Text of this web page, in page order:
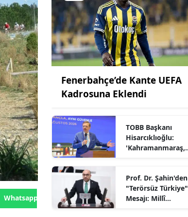
Whatsapp'tan Gönder
Fenerbahçe’de Kante UEFA
Kadrosuna Eklendi
TOBB Başkanı
Hisarcıklıoğlu:
'Kahramanmaraş,
Şehirlerinden
Birisidir'
Prof. Dr. Şahin'den
"Terörsüz Türkiye"
Mesajı: Millî